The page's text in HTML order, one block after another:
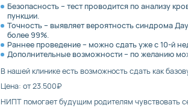
Безопасность – тест проводится по анализу
пункции.
Точность – выявляет вероятность синдрома
более 99%.
Раннее проведение – можно сдать уже с 10-й
Дополнительные возможности – по желанию
В нашей клинике есть возможность сдать как
Цена: от 23.500₽
НИПТ помогает будущим родителям чувствовать